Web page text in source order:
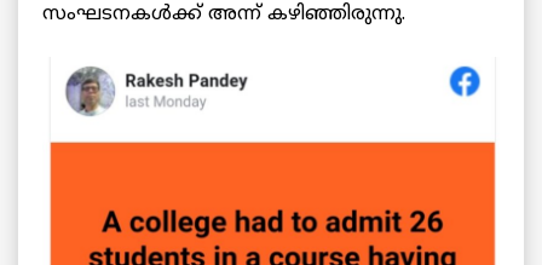
സംഘടനകള്‍ക്ക് അന്ന് കഴിഞ്ഞിരുന്നു.